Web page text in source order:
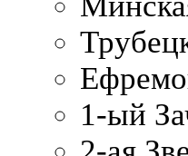
1-ый